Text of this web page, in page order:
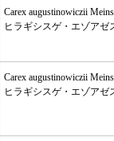
Carex augustinowiczii
ヒラギシスゲ・エゾアゼ
Carex augustinowiczii
ヒラギシスゲ・エゾアゼ